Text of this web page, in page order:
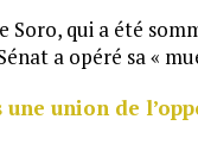
qui a été
a opéré sa «
une union de